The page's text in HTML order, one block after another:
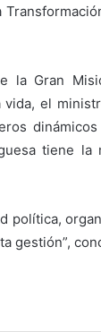
la Gran
el
tiene la
política,
gestión”,